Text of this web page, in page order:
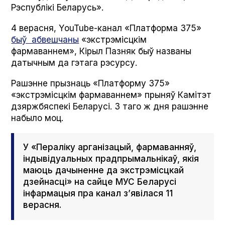
Рэспублікі Беларусь».
4 верасня, YouTube-канал «Платформа 375»
быў абвешчаны «экстрэмісцкім
фармаваннем», Кірыл Пазняк быў названы
датычным да гэтага рэсурсу.
Рашэнне прызнаць «Платформу 375»
«экстрэмісцкім фармаваннем» прыняў Камітэт
дзяржбяспекі Беларусі. З таго ж дня рашэнне
набыло моц.
У «Пераліку арганізацый, фармаванняў,
індывідуальных прадпрымальнікаў, якія
маюць дачыненне да экстрэмісцкай
дзейнасці» на сайце МУС Беларусі
інфармацыя пра канал з’явілася 11
верасня.